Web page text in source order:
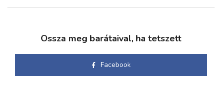
Ossza meg barátaival, ha tetszett
Facebook